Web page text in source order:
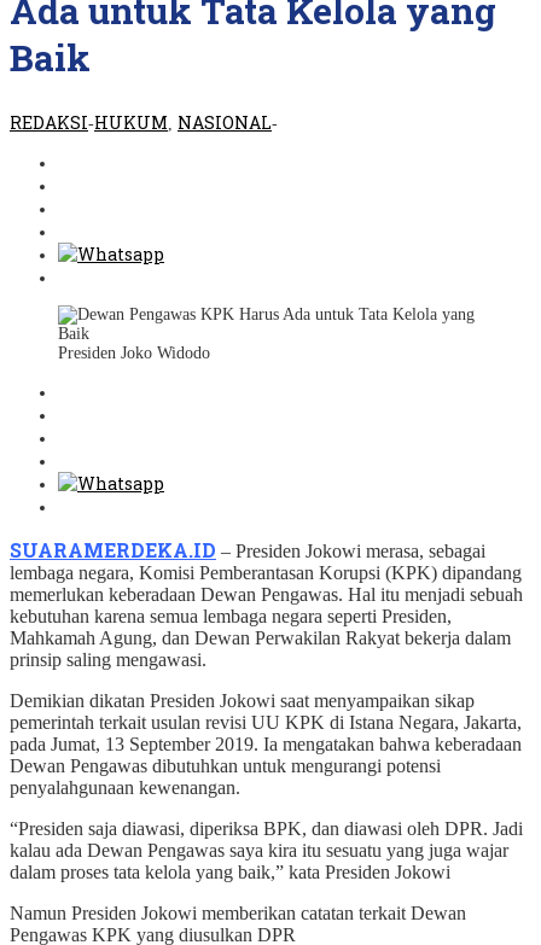
Ada untuk Tata Kelola yang
Baik
REDAKSI-HUKUM NASIONAL-
Presiden Joko Widodo
SUARAMERDEKA.ID – Presiden Jokowi merasa, sebagai
lembaga negara, Komisi Pemberantasan Korupsi (KPK) dipandang
memerlukan keberadaan Dewan Pengawas. Hal itu menjadi sebuah
kebutuhan karena semua lembaga negara seperti Presiden,
Mahkamah Agung, dan Dewan Perwakilan Rakyat bekerja dalam
prinsip saling mengawasi.
Demikian dikatan Presiden Jokowi saat menyampaikan sikap
pemerintah terkait usulan revisi UU KPK di Istana Negara, Jakarta,
pada Jumat, 13 September 2019. Ia mengatakan bahwa keberadaan
Dewan Pengawas dibutuhkan untuk mengurangi potensi
penyalahgunaan kewenangan.
“Presiden saja diawasi, diperiksa BPK, dan diawasi oleh DPR. Jadi
kalau ada Dewan Pengawas saya kira itu sesuatu yang juga wajar
dalam proses tata kelola yang baik,” kata Presiden Jokowi
Namun Presiden Jokowi memberikan catatan terkait Dewan
Pengawas KPK yang diusulkan DPR